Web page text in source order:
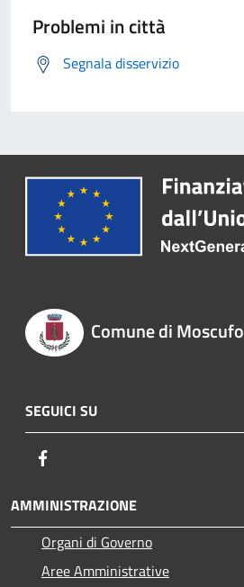
Problemi in città
Segnala disservizio
Comune di Moscufo
SEGUICI SU
AMMINISTRAZIONE
Organi di Governo
Aree Amministrative